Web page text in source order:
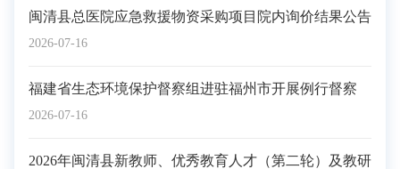
2026-07-16
闽清县总医院应急救援物资采购项目院内询价结果公告
2026-07-16
福建省生态环境保护督察组进驻福州市开展例行督察
2026年闽清县新教师、优秀教育人才（第二轮）及教研